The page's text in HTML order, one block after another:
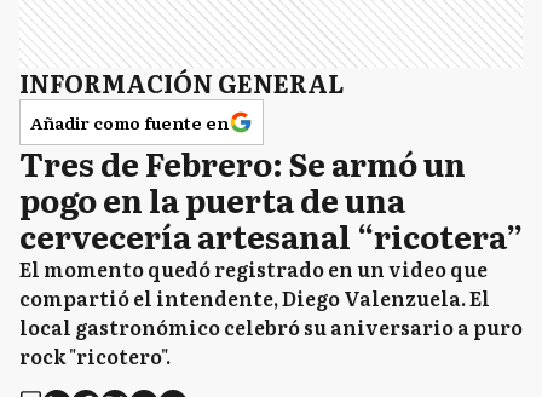
INFORMACIÓN GENERAL
Añadir como fuente en
Tres de Febrero: Se armó un
pogo en la puerta de una
cervecería artesanal “ricotera”
El momento quedó registrado en un video que
compartió el intendente, Diego Valenzuela. El
local gastronómico celebró su aniversario a puro
rock "ricotero".